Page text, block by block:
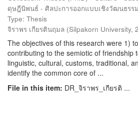
ดุษฎีนิพนธ์ - ศิลปะการออกแบบเชิงวัฒนธรรม
Type: Thesis
จิราพร เกียรตินฤมล (Silpakorn University,
The objectives of this research were 1)
contributing to the semiotic of friendship
linguistic, cultural, customs, traditional,
identify the common core of ...
File in this item: DR_จิราพร_เกียรติ ...